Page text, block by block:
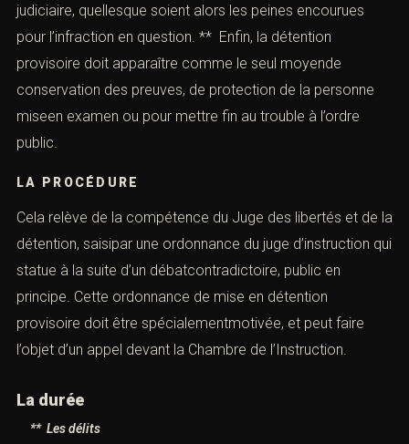
judiciaire, quellesque soient alors les peines encourues
pour l’infraction en question. ** Enfin, la détention
provisoire doit apparaître comme le seul moyende
conservation des preuves, de protection de la personne
miseen examen ou pour mettre fin au trouble à l’ordre
public.
LA PROCÉDURE
Cela relève de la compétence du Juge des libertés et de la
détention, saisipar une ordonnance du juge d’instruction qui
statue à la suite d’un débatcontradictoire, public en
principe. Cette ordonnance de mise en détention
provisoire doit être spécialementmotivée, et peut faire
l’objet d’un appel devant la Chambre de l’Instruction.
La durée
** Lesdélits